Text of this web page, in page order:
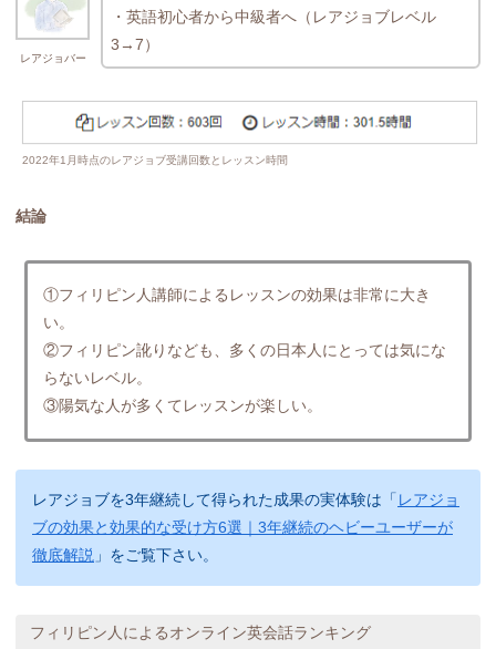
レアジョバー
・英語初心者から中級者へ（レアジョブレベル
3→7）
2022年1月時点のレアジョブ受講回数とレッスン時間
結論
①フィリピン人講師によるレッスンの効果は非常に大き
い。
②フィリピン訛りなども、多くの日本人にとっては気にな
らないレベル。
③陽気な人が多くてレッスンが楽しい。
レアジョブを3年継続して得られた成果の実体験は「 レアジョ
ブの効果と効果的な受け方6選｜3年継続のヘビーユーザーが
徹底解説 」をご覧下さい。
フィリピン人によるオンライン英会話ランキング